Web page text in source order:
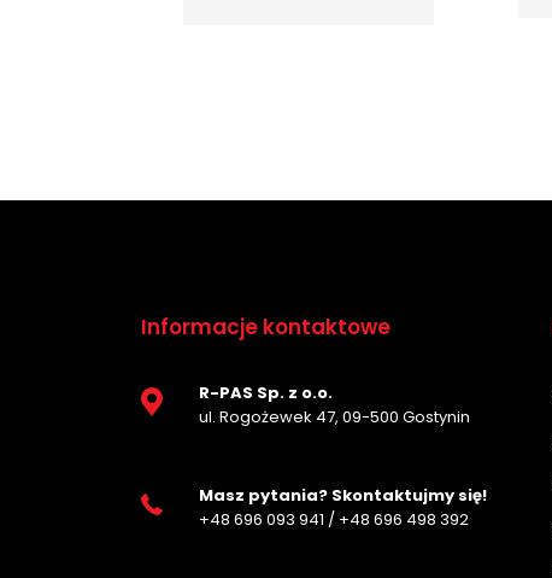
Informacje kontaktowe
R-PAS Sp. z o.o.
ul. Rogożewek 47, 09-500 Gostynin
Masz pytania? Skontaktujmy się!
+48 696 093 941 / +48 696 498 392